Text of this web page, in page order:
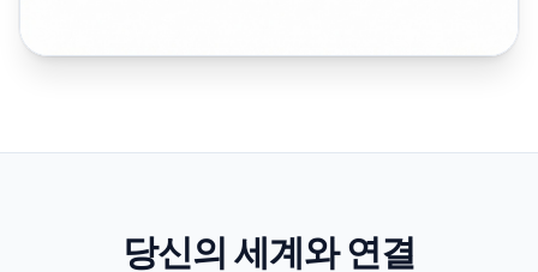
당신의 세계와 연결